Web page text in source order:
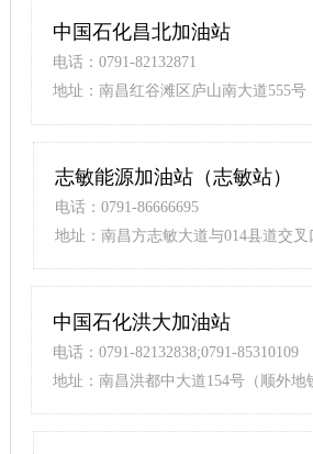
中国石化昌北加油站
电话：0791-82132871
地址：南昌红谷滩区庐山南大道555号
志敏能源加油站（志敏站）
电话：0791-86666695
地址：南昌方志敏大道与014县道交叉
中国石化洪大加油站
电话：0791-82132838;0791-85310109
地址：南昌洪都中大道154号（顺外地